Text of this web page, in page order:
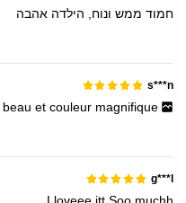
חמוד ממש ונוח, הילדהאהבה
s***n
beauetcouleur magnifique
g***l